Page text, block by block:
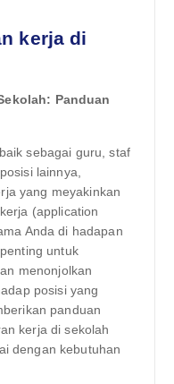
kerja di
Panduan
sebagai guru, staf
lainnya,
yang meyakinkan
(application
Anda di hadapan
untuk
menonjolkan
posisi yang
panduan
kerja di sekolah
dengan kebutuhan